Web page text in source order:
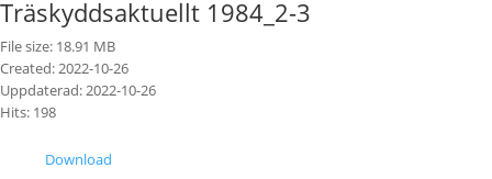
Träskyddsaktuellt 1984_2-3
File size: 18.91 MB
Created: 2022-10-26
Uppdaterad: 2022-10-26
Hits: 198
Download